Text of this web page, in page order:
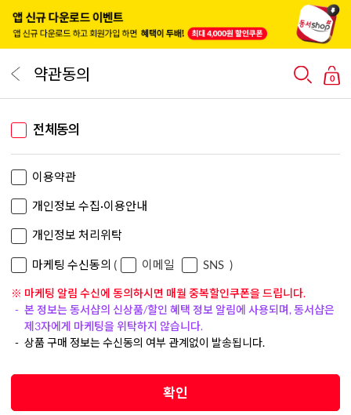
약관동의 0
전체동의
이용약관
개인정보 수집·이용안내
개인정보 처리위탁
마케팅 수신동의 ( 이메일 SNS )
※ 마케팅 알림 수신에 동의하시면 매월 중복할인쿠폰을 드립니다.
본 정보는 동서샵의 신상품/할인 혜택 정보 알림에 사용되며, 동서샵은
제3자에게 마케팅을 위탁하지 않습니다.
상품 구매 정보는 수신동의 여부 관계없이 발송됩니다.
확인